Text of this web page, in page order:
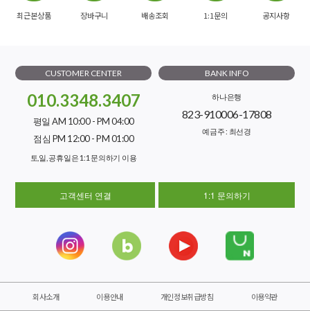
최근본상품 장바구니 배송조회 1:1문의 공지사항
CUSTOMER CENTER
010.3348.3407
평일 AM 10:00 - PM 04:00
점심 PM 12:00 - PM 01:00
토,일, 공휴일은 1:1 문의하기 이용
BANK INFO
하나은행
823-910006-17808
예금주 : 최선경
고객센터 연결 1:1 문의하기
회사소개 이용안내 개인정보취급방침 이용약관